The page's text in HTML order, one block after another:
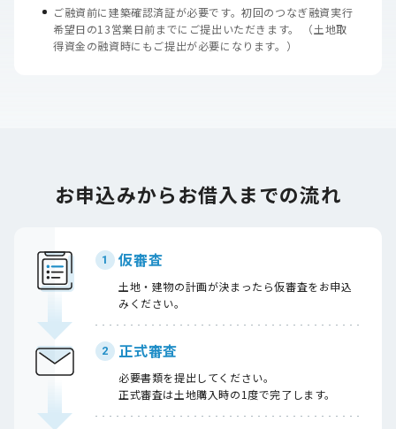
ご融資前に建築確認済証が必要です。初回のつなぎ融資実行
希望日の13営業日前までにご提出いただきます。 （土地取
得資金の融資時にもご提出が必要になります。）
お申込みからお借入までの流れ
1 仮審査
土地・建物の計画が決まったら仮審査をお申込
みください。
2 正式審査
必要書類を提出してください。
正式審査は土地購入時の1度で完了します。